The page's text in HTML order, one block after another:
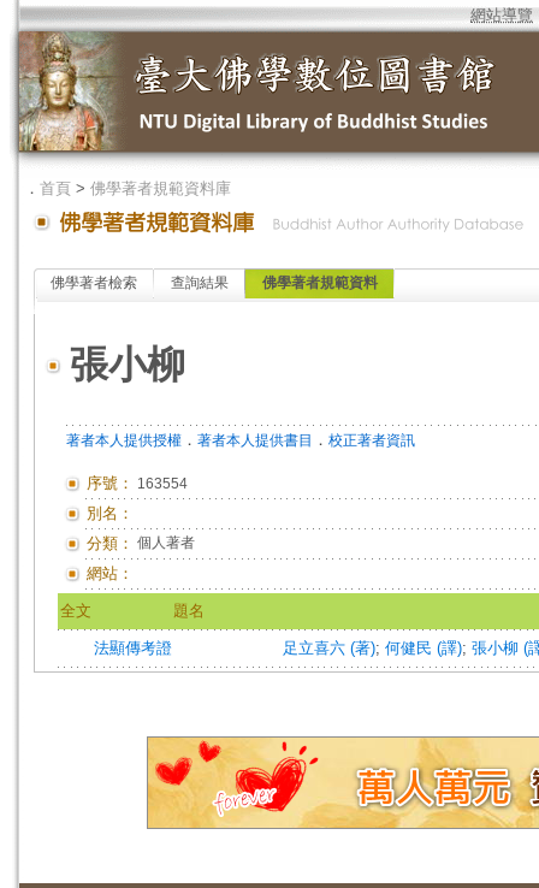
網站導覽
． 首頁 > 佛學著者規範資料庫
佛學著者檢索 查詢結果 佛學著者規範資料
張小柳
著者本人提供授權 ． 著者本人提供書目 ． 校正著者資訊
序號： 163554
別名：
分類： 個人著者
網站：
全文 題名
法顯傳考證 足立喜六 (著); 何健民 (譯); 張小柳 (